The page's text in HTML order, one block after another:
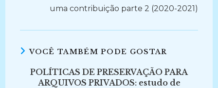
uma contribuição parte 2 (2020-2021)
VOCÊ TAMBÉM PODE GOSTAR
POLÍTICAS DE PRESERVAÇÃO PARA
ARQUIVOS PRIVADOS: estudo de